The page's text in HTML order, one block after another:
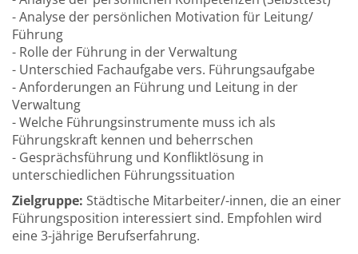
- Analyse der persönlichen Motivation für Leitung/
Führung
- Rolle der Führung in der Verwaltung
- Unterschied Fachaufgabe vers. Führungsaufgabe
- Anforderungen an Führung und Leitung in der
Verwaltung
- Welche Führungsinstrumente muss ich als
Führungskraft kennen und beherrschen
- Gesprächsführung und Konfliktlösung in
unterschiedlichen Führungssituation
Zielgruppe: Städtische Mitarbeiter/-innen, die an einer
Führungsposition interessiert sind. Empfohlen wird
eine 3-jährige Berufserfahrung.